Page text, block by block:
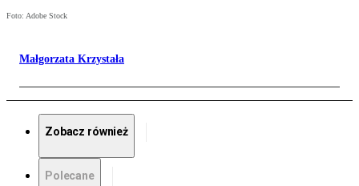
Foto: Adobe Stock
Małgorzata Krzystała
Zobacz również
Polecane